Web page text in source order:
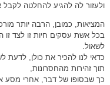
ולעזור לה להגיע להחלטה לקבל
המציאות, כמובן, הרבה יותר
בכל אשת עסקים חיות זו לצד
לשאול.
כדאי לנו להכיר את כולן, לדעת
תוך זהירות מהחסרונות,
כך שבסופו של דבר, אחרי מסע